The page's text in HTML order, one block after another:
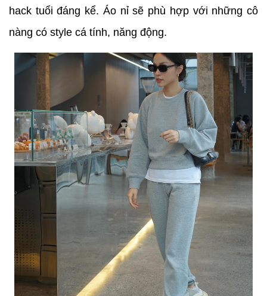
hack tuổi đáng kể. Áo nỉ sẽ phù hợp với những cô
nàng có style cá tính, năng động.